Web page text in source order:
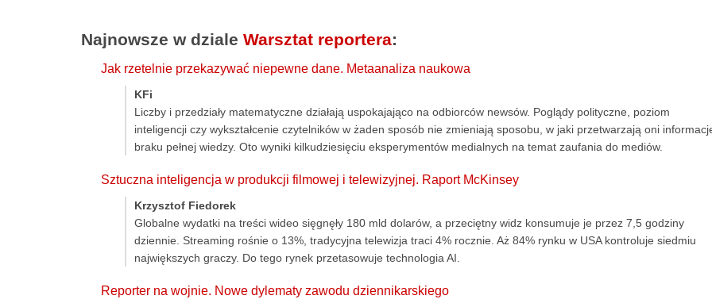
Najnowsze w dziale Warsztat reportera:
Jak rzetelnie przekazywać niepewne dane. Metaanaliza naukowa
KFi
Liczby i przedziały matematyczne działają uspokajająco na odbiorców newsów. Poglądy polityczne, poziom
inteligencji czy wykształcenie czytelników w żaden sposób nie zmieniają sposobu, w jaki przetwarzają oni
braku pełnej wiedzy. Oto wyniki kilkudziesięciu eksperymentów medialnych na temat zaufania do mediów.
Sztuczna inteligencja w produkcji filmowej i telewizyjnej. Raport McKinsey
Krzysztof Fiedorek
Globalne wydatki na treści wideo sięgnęły 180 mld dolarów, a przeciętny widz konsumuje je przez 7,5 godziny
dziennie. Streaming rośnie o 13%, tradycyjna telewizja traci 4% rocznie. Aż 84% rynku w USA kontroluje siedmiu
największych graczy. Do tego rynek przetasowuje technologia AI.
Reporter na wojnie. Nowe dylematy zawodu dziennikarskiego